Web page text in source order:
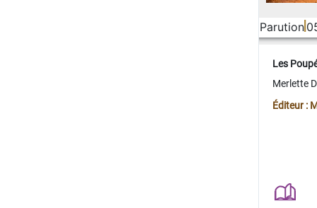
Parution
Les
Merlette
Éditeur :